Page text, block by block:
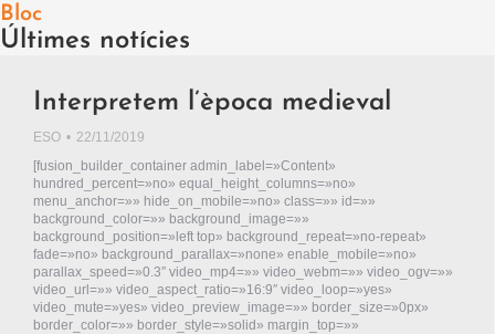
Bloc
Últimes notícies
Interpretem l’època medieval
ESO
22/11/2019
[fusion_builder_container admin_label=»Content»
hundred_percent=»no» equal_height_columns=»no»
menu_anchor=»» hide_on_mobile=»no» class=»» id=»»
background_color=»» background_image=»»
background_position=»left top» background_repeat=»no-repeat»
fade=»no» background_parallax=»none» enable_mobile=»no»
parallax_speed=»0.3″ video_mp4=»» video_webm=»» video_ogv=»»
video_url=»» video_aspect_ratio=»16:9″ video_loop=»yes»
video_mute=»yes» video_preview_image=»» border_size=»0px»
border_color=»» border_style=»solid» margin_top=»»